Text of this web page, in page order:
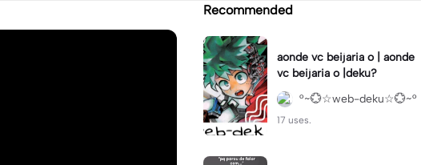
Recommended
aonde vc beijaria o | aonde
vc beijaria o |deku?
°~💮☆web-deku☆💮~°
17 uses.